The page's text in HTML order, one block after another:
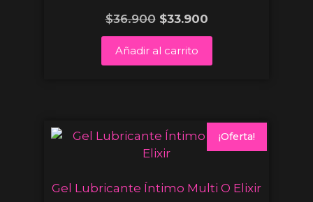
$36.900 $33.900
Añadir al carrito
¡Oferta!
Gel Lubricante Íntimo Multi O Elixir